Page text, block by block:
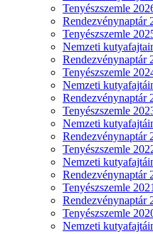
Tenyészszemle
Rendezvénynaptár
Tenyészszemle
Nemzeti
Rendezvénynaptár
Tenyészszemle
Nemzeti
Rendezvénynaptár
Tenyészszemle
Nemzeti
Rendezvénynaptár
Tenyészszemle
Nemzeti
Rendezvénynaptár
Tenyészszemle 2021
Rendezvénynaptár
Tenyészszemle
Nemzeti